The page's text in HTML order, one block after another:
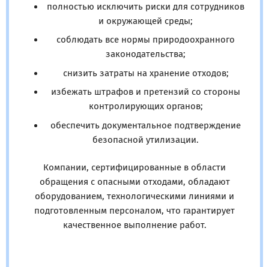
полностью исключить риски для сотрудников
и окружающей среды;
соблюдать все нормы природоохранного
законодательства;
снизить затраты на хранение отходов;
избежать штрафов и претензий со стороны
контролирующих органов;
обеспечить документальное подтверждение
безопасной утилизации.
Компании, сертифицированные в области
обращения с опасными отходами, обладают
оборудованием, технологическими линиями и
подготовленным персоналом, что гарантирует
качественное выполнение работ.